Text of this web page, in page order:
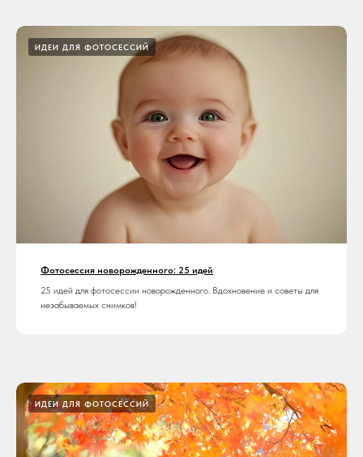
ИДЕИ ДЛЯ ФОТОСЕССИЙ
Фотосессия новорожденного: 25 идей
25 идей для фотосессии новорожденного. Вдохновение и советы для
незабываемых снимков!
ИДЕИ ДЛЯ ФОТОСЕССИЙ